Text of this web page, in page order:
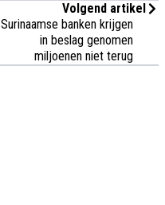
Volgend artikel
Surinaamse banken krijgen
in beslag genomen
miljoenen niet terug